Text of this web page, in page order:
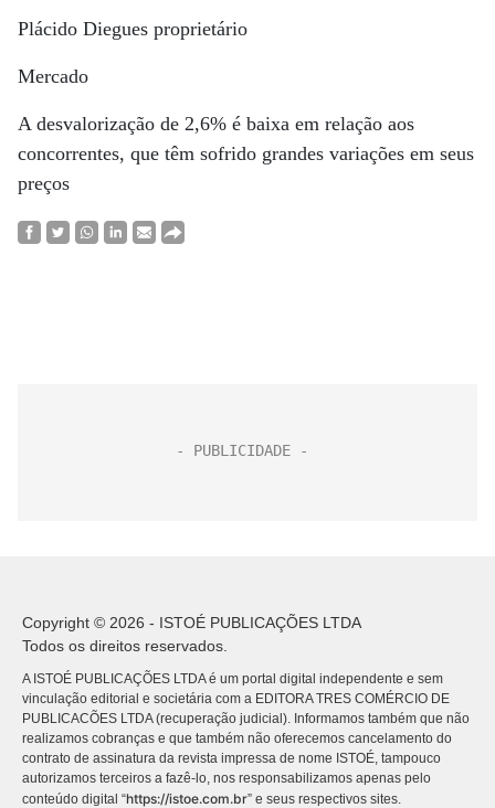
Plácido Diegues proprietário
Mercado
A desvalorização de 2,6% é baixa em relação aos
concorrentes, que têm sofrido grandes variações em seus
preços
Copyright © 2026 - ISTOÉ PUBLICAÇÕES LTDA
Todos os direitos reservados.
A ISTOÉ PUBLICAÇÕES LTDA é um portal digital independente e sem
vinculação editorial e societária com a EDITORA TRES COMÉRCIO DE
PUBLICACÕES LTDA (recuperação judicial). Informamos também que não
realizamos cobranças e que também não oferecemos cancelamento do
contrato de assinatura da revista impressa de nome ISTOÉ, tampouco
autorizamos terceiros a fazê-lo, nos responsabilizamos apenas pelo
conteúdo digital “https://istoe.com.br” e seus respectivos sites.